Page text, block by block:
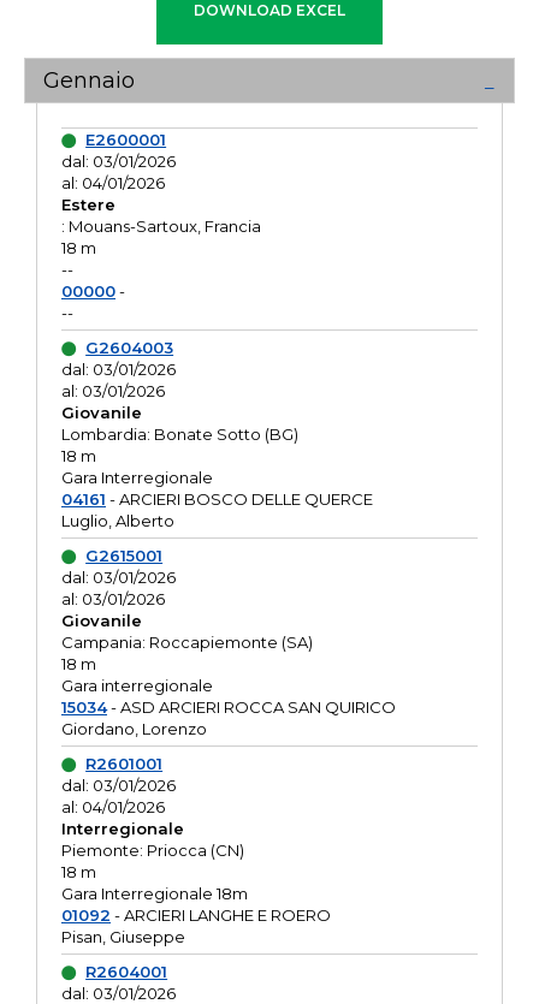
Gennaio
E2600001
dal: 03/01/2026
al: 04/01/2026
Estere
: Mouans-Sartoux, Francia
18 m
--
00000-
--
G2604003
dal: 03/01/2026
al: 03/01/2026
Giovanile
Lombardia: Bonate Sotto (BG)
18 m
Gara Interregionale
04161 - ARCIERI BOSCO DELLE QUERCE
Luglio, Alberto
G2615001
dal: 03/01/2026
al: 03/01/2026
Giovanile
Campania: Roccapiemonte (SA)
18 m
Gara interregionale
15034- ASD ARCIERI ROCCA SAN QUIRICO
Giordano, Lorenzo
R2601001
dal: 03/01/2026
al: 04/01/2026
Interregionale
Piemonte: Priocca (CN)
18 m
Gara Interregionale 18m
01092 - ARCIERI LANGHE E ROERO
Pisan, Giuseppe
R2604001
dal: 03/01/2026